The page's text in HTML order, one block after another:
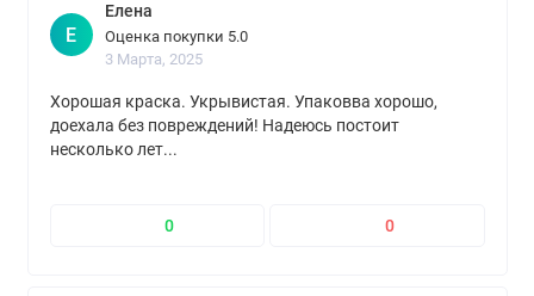
Е
Елена
Оценка покупки 5.0
3 Марта, 2025
Хорошая краска. Укрывистая. Упаковва хорошо,
доехала без повреждений! Надеюсь постоит
несколько лет...
0 0